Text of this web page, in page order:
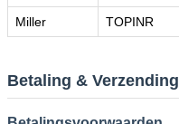
Miller TOPINR
Betaling & Verzending